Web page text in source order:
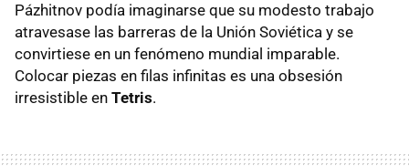
Pázhitnov podía imaginarse que su modesto trabajo
atravesase las barreras de la Unión Soviética y se
convirtiese en un fenómeno mundial imparable.
Colocar piezas en filas infinitas es una obsesión
irresistible en Tetris.